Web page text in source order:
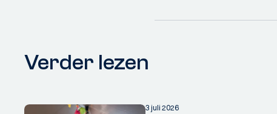
Verder lezen
3 juli 2026